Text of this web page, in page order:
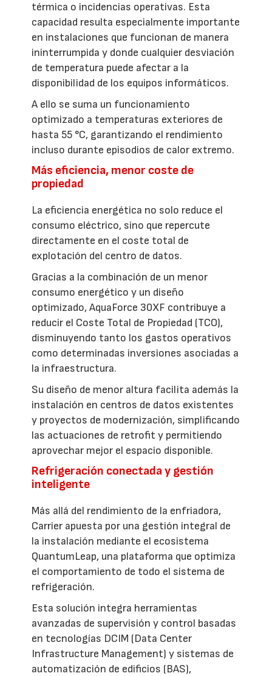
térmica o incidencias operativas. Esta
capacidad resulta especialmente importante
en instalaciones que funcionan de manera
ininterrumpida y donde cualquier desviación
de temperatura puede afectar a la
disponibilidad de los equipos informáticos.
A ello se suma un funcionamiento
optimizado a temperaturas exteriores de
hasta 55 °C, garantizando el rendimiento
incluso durante episodios de calor extremo.
Más eficiencia, menor coste de
propiedad
La eficiencia energética no solo reduce el
consumo eléctrico, sino que repercute
directamente en el coste total de
explotación del centro de datos.
Gracias a la combinación de un menor
consumo energético y un diseño
optimizado, AquaForce 30XF contribuye a
reducir el Coste Total de Propiedad (TCO),
disminuyendo tanto los gastos operativos
como determinadas inversiones asociadas a
la infraestructura.
Su diseño de menor altura facilita además la
instalación en centros de datos existentes
y proyectos de modernización, simplificando
las actuaciones de retrofit y permitiendo
aprovechar mejor el espacio disponible.
Refrigeración conectada y gestión
inteligente
Más allá del rendimiento de la enfriadora,
Carrier apuesta por una gestión integral de
la instalación mediante el ecosistema
QuantumLeap, una plataforma que optimiza
el comportamiento de todo el sistema de
refrigeración.
Esta solución integra herramientas
avanzadas de supervisión y control basadas
en tecnologías DCIM (Data Center
Infrastructure Management) y sistemas de
automatización de edificios (BAS),